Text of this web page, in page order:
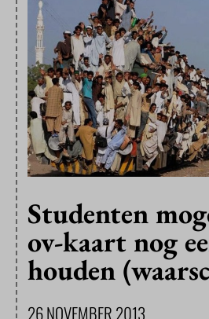
Studenten
ov-kaart nog
houden
26 NOVEMBER 2013